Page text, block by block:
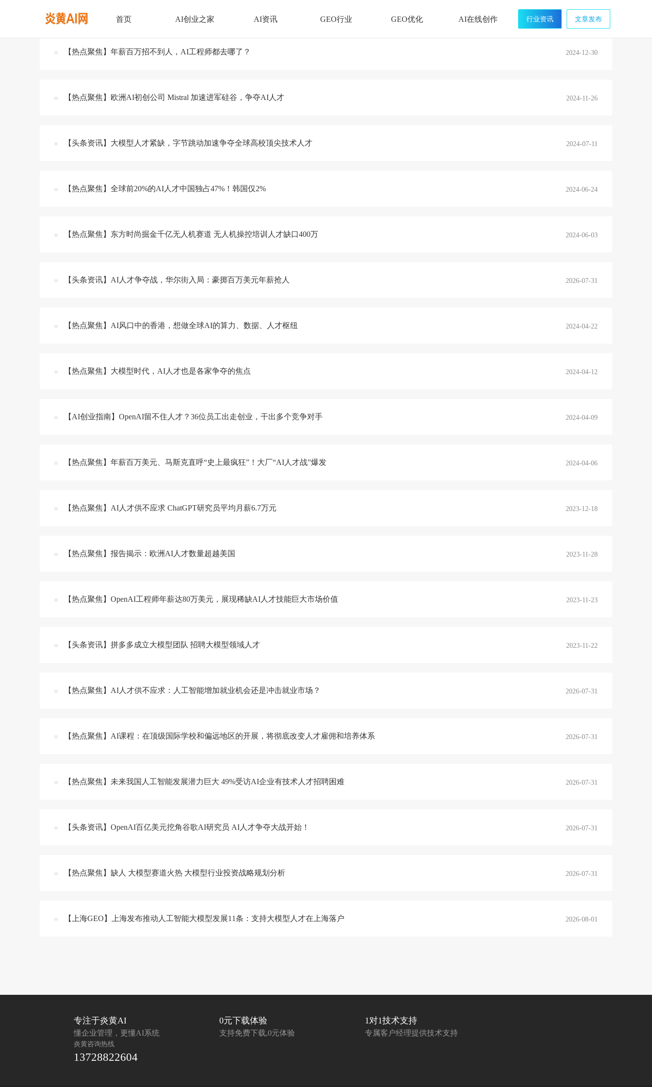
首页 AI创业之家 AI资讯 GEO行业 GEO优化 AI在线创作 行业资讯 文章发布
与“AI人才”相关的信息文章 TAG标签
【热点聚焦】年薪百万招不到人，AI工程师都去哪了？ 2024-12-30
【热点聚焦】欧洲AI初创公司 Mistral 加速进军硅谷，争夺AI人才 2024-11-26
【头条资讯】大模型人才紧缺，字节跳动加速争夺全球高校顶尖技术人才 2024-07-11
【热点聚焦】全球前20%的AI人才中国独占47%！韩国仅2% 2024-06-24
【热点聚焦】东方时尚掘金千亿无人机赛道 无人机操控培训人才缺口400万 2024-06-03
【头条资讯】AI人才争夺战，华尔街入局：豪掷百万美元年薪抢人 2026-07-31
【热点聚焦】AI风口中的香港，想做全球AI的算力、数据、人才枢纽 2024-04-22
【热点聚焦】大模型时代，AI人才也是各家争夺的焦点 2024-04-12
【AI创业指南】OpenAI留不住人才？36位员工出走创业，干出多个竞争对手 2024-04-09
【热点聚焦】年薪百万美元、马斯克直呼“史上最疯狂”！大厂“AI人才战”爆发 2024-04-06
【热点聚焦】AI人才供不应求 ChatGPT研究员平均月薪6.7万元 2023-12-18
【热点聚焦】报告揭示：欧洲AI人才数量超越美国 2023-11-28
【热点聚焦】OpenAI工程师年薪达80万美元，展现稀缺AI人才技能巨大市场价值 2023-11-23
【头条资讯】拼多多成立大模型团队 招聘大模型领域人才 2023-11-22
【热点聚焦】AI人才供不应求：人工智能增加就业机会还是冲击就业市场？ 2026-07-31
【热点聚焦】AI课程：在顶级国际学校和偏远地区的开展，将彻底改变人才雇佣和培养体系 2026-07-31
【热点聚焦】未来我国人工智能发展潜力巨大 49%受访AI企业有技术人才招聘困难 2026-07-31
【头条资讯】OpenAI百亿美元挖角谷歌AI研究员 AI人才争夺大战开始！ 2026-07-31
【热点聚焦】缺人 大模型赛道火热 大模型行业投资战略规划分析 2026-07-31
【上海GEO】上海发布推动人工智能大模型发展11条：支持大模型人才在上海落户 2026-08-01
专注于炎黄AI
懂企业管理，更懂AI系统
0元下载体验
支持免费下载,0元体验
1对1技术支持
专属客户经理提供技术支持
炎黄咨询热线
13728822604